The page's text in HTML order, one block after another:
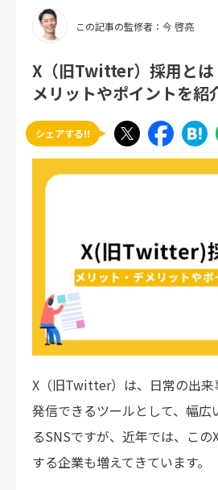
ウェビナー
この記事の監修者：今 啓亮
X（旧Twitter）採用とは
メリットやポイントを紹
シェアする!!
X（旧Twitter）は、日常の出来
発信できるツールとして、幅広
るSNSですが、近年では、この
する企業も増えてきています。